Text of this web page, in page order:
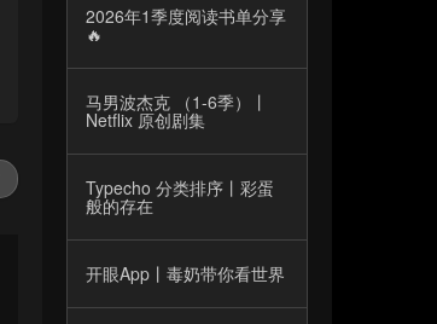
2026年1季度阅读书单分享
🔥
马男波杰克 （1-6季）丨
Netflix 原创剧集
Typecho 分类排序丨彩蛋
般的存在
开眼App丨毒奶带你看世界